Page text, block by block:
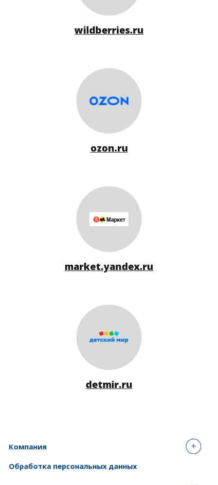
wildberries.ru
ozon.ru
market.yandex.ru
detmir.ru
Компания
Обработка персональных данных